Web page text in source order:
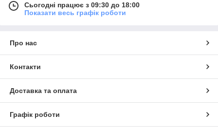
Сьогодні працює з 09:30 до 18:00
Показати весь графік роботи
Про нас
Контакти
Доставка та оплата
Графік роботи